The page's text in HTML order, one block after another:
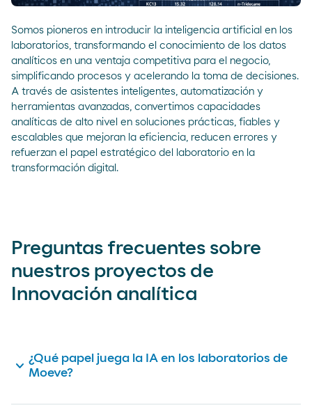
Somos pioneros en introducir la inteligencia artificial en los
laboratorios, transformando el conocimiento de los datos
analíticos en una ventaja competitiva para el negocio,
simplificando procesos y acelerando la toma de decisiones.
A través de asistentes inteligentes, automatización y
herramientas avanzadas, convertimos capacidades
analíticas de alto nivel en soluciones prácticas, fiables y
escalables que mejoran la eficiencia, reducen errores y
refuerzan el papel estratégico del laboratorio en la
transformación digital.
Preguntas frecuentes sobre
nuestros proyectos de
Innovación analítica
expand_more ¿Qué papel juega la IA en los laboratorios de
Moeve?